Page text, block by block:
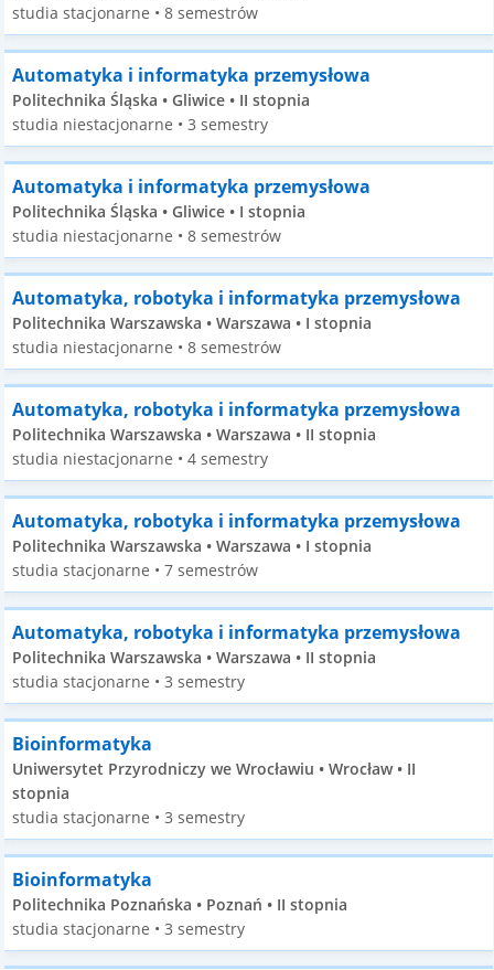
studia stacjonarne • 8 semestrów
Automatyka i informatyka przemysłowa
Politechnika Śląska • Gliwice • II stopnia
studia niestacjonarne • 3 semestry
Automatyka i informatyka przemysłowa
Politechnika Śląska • Gliwice • I stopnia
studia niestacjonarne • 8 semestrów
Automatyka, robotyka i informatyka przemysłowa
Politechnika Warszawska • Warszawa • I stopnia
studia niestacjonarne • 8 semestrów
Automatyka, robotyka i informatyka przemysłowa
Politechnika Warszawska • Warszawa • II stopnia
studia niestacjonarne • 4 semestry
Automatyka, robotyka i informatyka przemysłowa
Politechnika Warszawska • Warszawa • I stopnia
studia stacjonarne • 7 semestrów
Automatyka, robotyka i informatyka przemysłowa
Politechnika Warszawska • Warszawa • II stopnia
studia stacjonarne • 3 semestry
Bioinformatyka
Uniwersytet Przyrodniczy we Wrocławiu • Wrocław • II
stopnia
studia stacjonarne • 3 semestry
Bioinformatyka
Politechnika Poznańska • Poznań • II stopnia
studia stacjonarne • 3 semestry